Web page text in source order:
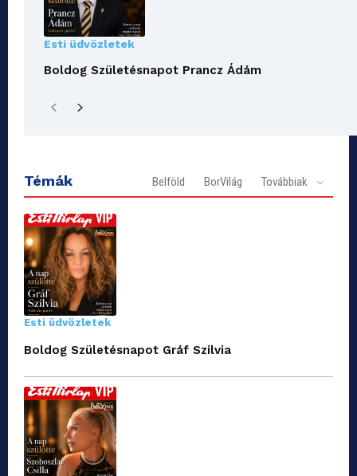
Esti üdvözletek
Boldog Születésnapot Prancz Ádám
Témák Belföld BorVilág Továbbiak
Esti üdvözletek
Boldog Születésnapot Gráf Szilvia